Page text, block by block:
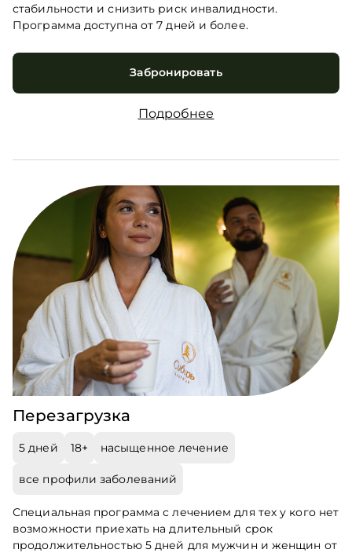
стабильности и снизить риск инвалидности.
Программа доступна от 7 дней и более.
Забронировать
Подробнее
Перезагрузка
5 дней 18+ насыщенное лечение
все профили заболеваний
Специальная программа с лечением для тех у кого нет
возможности приехать на длительный срок
продолжительностью 5 дней для мужчин и женщин от